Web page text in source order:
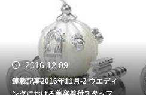
2016.12.09
連載記事2016年11月-2 ウエディ